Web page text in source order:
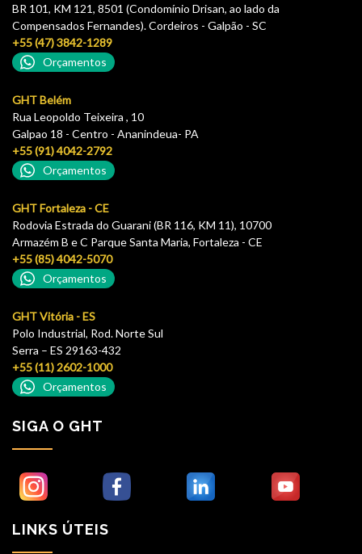
BR 101, KM 121, 8501 (Condomínio Drisan, ao lado da
Compensados Fernandes). Cordeiros - Galpão - SC
+55 (47) 3842-1289
Orçamentos
GHT Belém
Rua Leopoldo Teixeira , 10
Galpao 18 - Centro - Ananindeua- PA
+55 (91) 4042-2792
Orçamentos
GHT Fortaleza - CE
Rodovia Estrada do Guarani (BR 116, KM 11), 10700
Armazém B e C Parque Santa Maria, Fortaleza - CE
+55 (85) 4042-5070
Orçamentos
GHT Vitória - ES
Polo Industrial, Rod. Norte Sul
Serra – ES 29163-432
+55 (11) 2602-1000
Orçamentos
SIGA O GHT
LINKS ÚTEIS